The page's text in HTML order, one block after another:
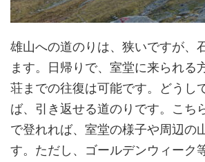
雄山への道のりは、狭いですが、
ます。日帰りで、室堂に来られる
荘までの往復は可能です。どうし
ば、引き返せる道のりです。こち
で登れれば、室堂の様子や周辺の
す。ただし、ゴールデンウィーク